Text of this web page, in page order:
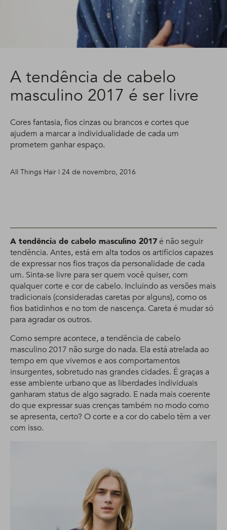
A tendência de cabelo
masculino 2017 é ser livre
Cores fantasia, fios cinzas ou brancos e cortes que
ajudem a marcar a individualidade de cada um
prometem ganhar espaço.
All Things Hair | 24 de novembro, 2016
A tendência de cabelo masculino 2017é não seguir
tendência. Antes, está em alta todos os artifícios capazes
de expressar nos fios traços da personalidade de cada
um. Sinta-se livre para ser quem você quiser, com
qualquer corte e cor de cabelo. Incluindo as versões mais
tradicionais (consideradas caretas por alguns), como os
fios batidinhos e no tom de nascença. Careta é mudar só
para agradar os outros.
Como sempre acontece, a tendência de cabelo
masculino 2017 não surge do nada. Ela está atrelada ao
tempo em que vivemos e aos comportamentos
insurgentes, sobretudo nas grandes cidades. É graças a
esse ambiente urbano que as liberdades individuais
ganharam status de algo sagrado. E nada mais coerente
do que expressar suas crenças também no modo como
se apresenta, certo? O corte e a cor do cabelo têm a ver
com isso.